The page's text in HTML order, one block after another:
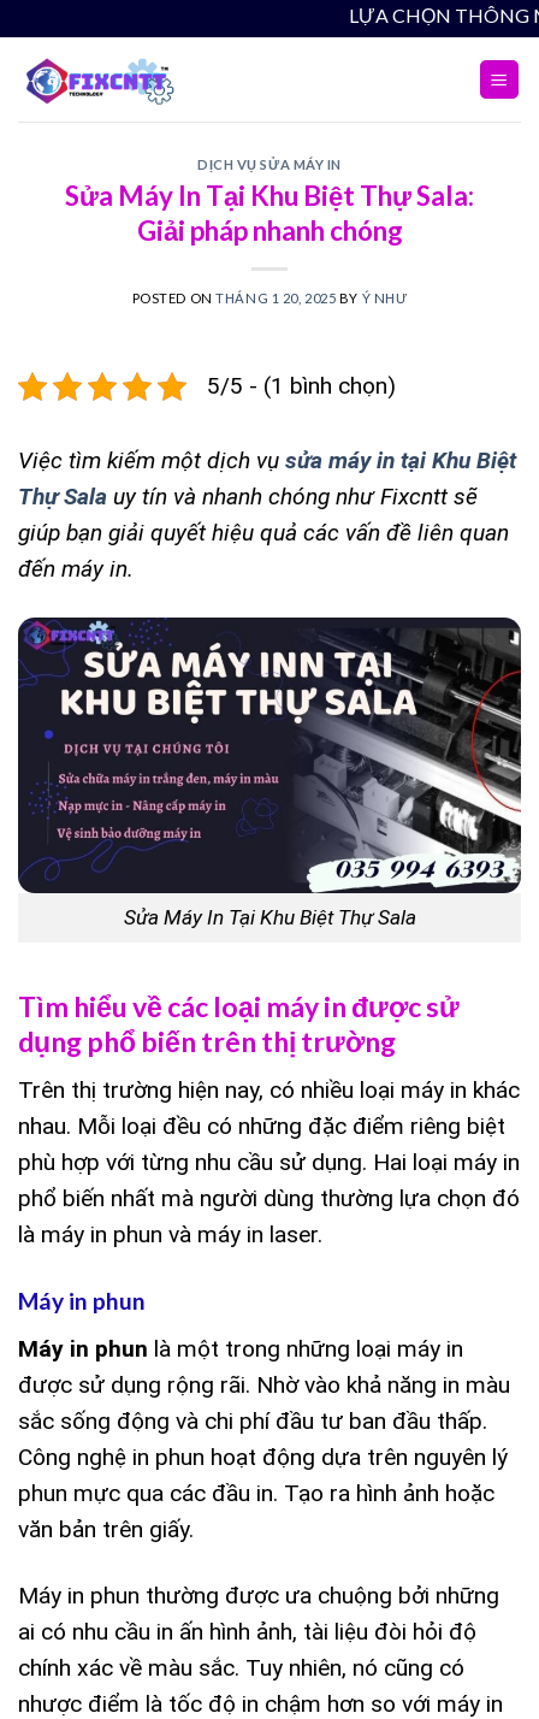
to
content
DỊCH VỤ SỬA MÁY IN
Sửa Máy In Tại Khu Biệt Thự Sala:
Giải pháp nhanh chóng
POSTED ONTHÁNG 1 20, 2025 BY Ý NHƯ
5/5 - (1 bình chọn)
Việc tìm kiếm một dịch vụ sửa máy in tại Khu Biệt
Thự Sala uy tín và nhanh chóng như Fixcntt sẽ
giúp bạn giải quyết hiệu quả các vấn đề liên quan
đến máy in.
Sửa Máy In Tại Khu Biệt Thự Sala
Tìm hiểu về các loại máy in được sử
dụng phổ biến trên thị trường
Trên thị trường hiện nay, có nhiều loại máy in khác
nhau. Mỗi loại đều có những đặc điểm riêng biệt
phù hợp với từng nhu cầu sử dụng. Hai loại máy in
phổ biến nhất mà người dùng thường lựa chọn đó
là máy in phun và máy in laser.
Máy in phun
Máy in phun là một trong những loại máy in
được sử dụng rộng rãi. Nhờ vào khả năng in màu
sắc sống động và chi phí đầu tư ban đầu thấp.
Công nghệ in phun hoạt động dựa trên nguyên lý
phun mực qua các đầu in. Tạo ra hình ảnh hoặc
văn bản trên giấy.
Máy in phun thường được ưa chuộng bởi những
ai có nhu cầu in ấn hình ảnh, tài liệu đòi hỏi độ
chính xác về màu sắc. Tuy nhiên, nó cũng có
nhược điểm là tốc độ in chậm hơn so với máy in